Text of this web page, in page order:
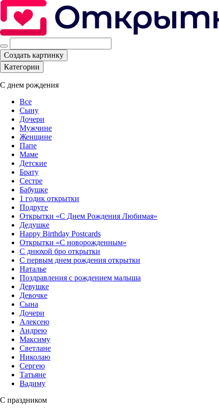
Создать картинку
Категории
С днем рождения
Все
Сыну
Дочери
Мужчине
Женщине
Папе
Маме
Детские
Брату
Сестре
Бабушке
1 годик открытки
Подруге
Открытки «С Днем Рождения Любимая»‎
Дедушке
Happy Birthday Postcards
Открытки «‎С новорожденным»
С днюхой бро открытки
С первым днем рождения открытки
Наталье
Поздравления с рождением малыша
Девушке
Девочке
Сына
Дочери
Алексею
Андрею
Максиму
Светлане
Николаю
Сергею
Татьяне
Вадиму
С праздником